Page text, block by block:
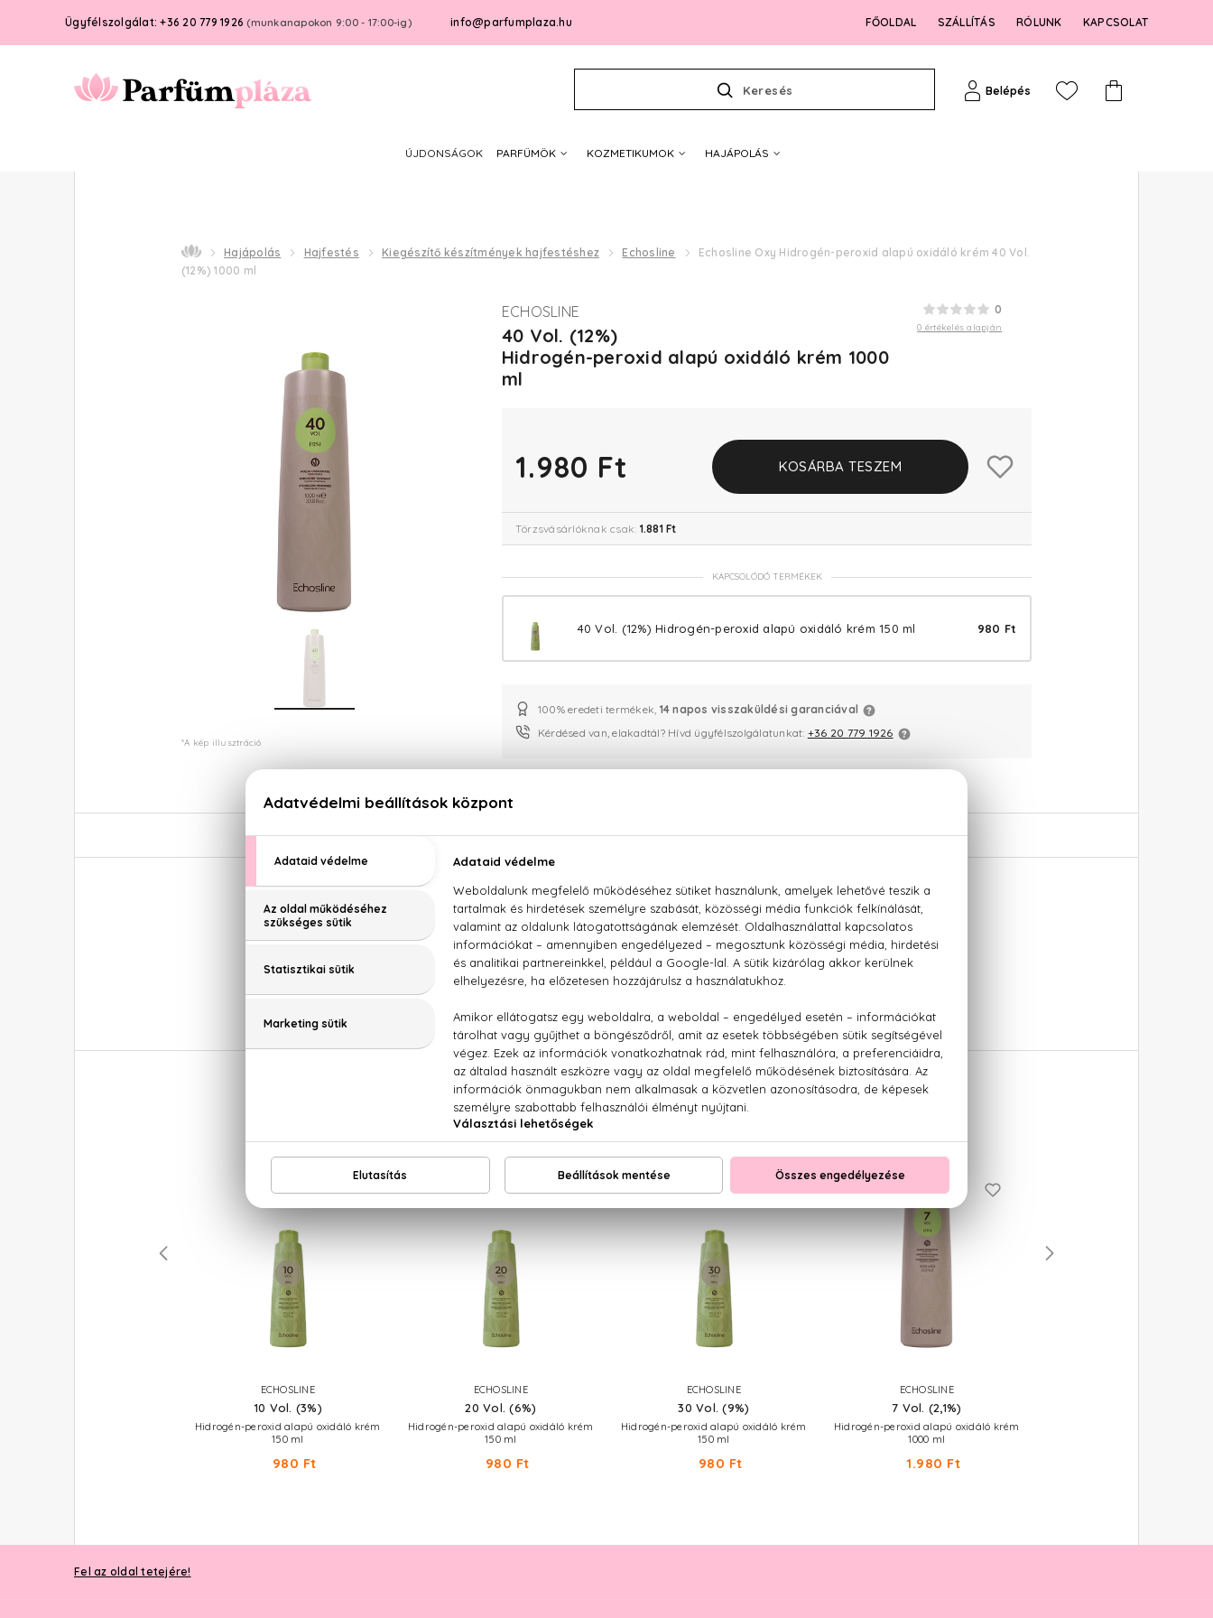
Ügyfélszolgálat: +36 20 779 1926 (munkanapokon 9:00 - 17:00-ig) info@parfumplaza.hu FŐOLDAL SZÁLLÍTÁS RÓLUNK KAPCSOLAT
Keresés Belépés
ÚJDONSÁGOK PARFÜMÖK KOZMETIKUMOK HAJÁPOLÁS
Hajápolás Hajfestés Kiegészítő készítmények hajfestéshez Echosline
Echosline Oxy Hidrogén-peroxid alapú oxidáló krém 40 Vol.
(12%) 1000 ml
*A kép illusztráció
0
0 értékelés alapján
ECHOSLINE
40 Vol. (12%)
Hidrogén-peroxid alapú oxidáló krém 1000
ml
1.980 Ft KOSÁRBA TESZEM
Törzsvásárlóknak csak: 1.881 Ft
KAPCSOLÓDÓ TERMÉKEK
40 Vol. (12%) Hidrogén-peroxid alapú oxidáló krém 150 ml 980 Ft
100% eredeti termékek, 14 napos visszaküldési garanciával
Kérdésed van, elakadtál? Hívd ügyfélszolgálatunkat: +36 20 779 1926
LEÍRÁS ÉRTÉKELÉSEK (0) SZÁLLÍTÁS
Echosline Oxy Hidrogén-peroxid alapú oxidáló krém 40 Vol. (12%) 1000 ml
NEKED AJÁNLJUK
ECHOSLINE
10 Vol. (3%)
Hidrogén-peroxid alapú oxidáló krém
150 ml
980 Ft
ECHOSLINE
20 Vol. (6%)
Hidrogén-peroxid alapú oxidáló krém
150 ml
980 Ft
ECHOSLINE
30 Vol. (9%)
Hidrogén-peroxid alapú oxidáló krém
150 ml
980 Ft
ECHOSLINE
7 Vol. (2,1%)
Hidrogén-peroxid alapú oxidáló krém
1000 ml
1.980 Ft
Fel az oldal tetejére!